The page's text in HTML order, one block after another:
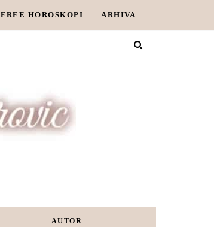
FREE HOROSKOPI ARHIVA
AUTOR